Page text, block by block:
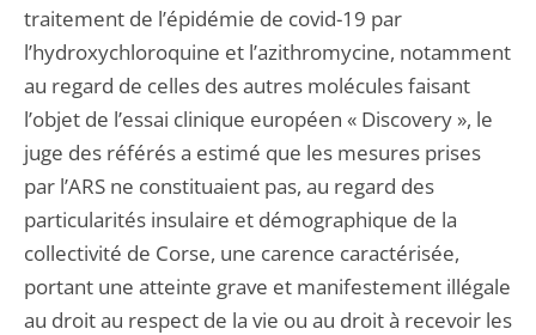
traitement de l’épidémie de covid-19 par
l’hydroxychloroquine et l’azithromycine, notamment
au regard de celles des autres molécules faisant
l’objet de l’essai clinique européen « Discovery », le
juge des référés a estimé que les mesures prises
par l’ARS ne constituaient pas, au regard des
particularités insulaire et démographique de la
collectivité de Corse, une carence caractérisée,
portant une atteinte grave et manifestement illégale
au droit au respect de la vie ou au droit à recevoir les